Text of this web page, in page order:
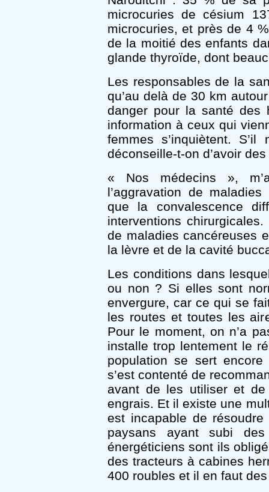
microcuries de césium
microcuries, et près de 4
de la moitié des enfants
glande thyroïde, dont
Les responsables de la
qu’au delà de 30 km
danger pour la santé des
information à ceux qui
femmes s’inquiètent.
déconseille-t-on d’avoir
« Nos médecins »,
l’aggravation de
que la convalescence
interventions
de maladies cancéreuses
la lèvre et de la cavité
Les conditions dans
ou non ? Si elles sont
envergure, car ce qui se
les routes et toutes les
Pour le moment, on n’a
installe trop lentement le
population se sert
s’est contenté de
avant de les utiliser et
engrais. Et il existe une
est incapable de
paysans ayant subi
énergéticiens sont ils
des tracteurs à cabines
400 roubles et il en faut